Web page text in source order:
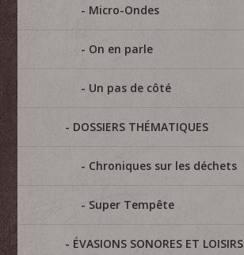
Micro-Ondes
On en parle
Un pas de côté
DOSSIERS THÉMATIQUES
Chroniques sur les déchets
Super Tempête
ÉVASIONS SONORES ET LOISIRS